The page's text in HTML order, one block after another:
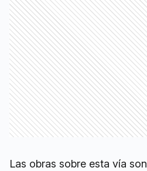
Las obras sobre esta vía